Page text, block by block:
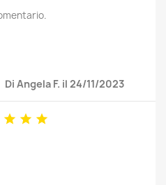
Di Angela F. il 24/11/2023
  